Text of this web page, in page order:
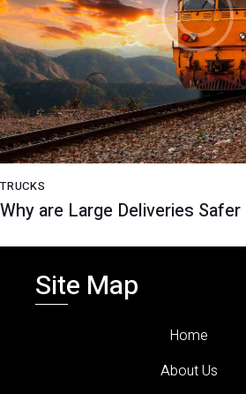
TRUCKS
Why are Large Deliveries Safer
Site Map
Home
About Us